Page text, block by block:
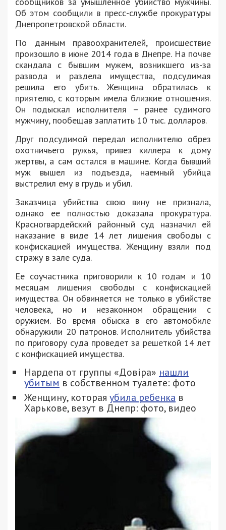
Об этом сообщили в пресс-службе прокуратуры
Днепропетровской области.
По данным правоохранителей, происшествие
произошло в июне 2014 года в Днепре. На почве
скандала с бывшим мужем, возникшего из-за
развода и раздела имущества, подсудимая
решила его убить. Женщина обратилась к
приятелю, с которым имела близкие отношения.
Он подыскал исполнителя – ранее судимого
мужчину, пообещав заплатить 10 тыс. долларов.
Друг подсудимой передал исполнителю обрез
охотничьего ружья, привез киллера к дому
жертвы, а сам остался в машине. Когда бывший
муж вышел из подъезда, наемный убийца
выстрелил ему в грудь и убил.
Заказчица убийства свою вину не признала,
однако ее полностью доказала прокуратура.
Красногвардейский районный суд назначил ей
наказание в виде 14 лет лишения свободы с
конфискацией имущества. Женщину взяли под
стражу в зале суда.
Ее соучастника приговорили к 10 годам и 10
месяцам лишения свободы с конфискацией
имущества. Он обвиняется не только в убийстве
человека, но и незаконном обращении с
оружием. Во время обыска в его автомобиле
обнаружили 20 патронов. Исполнитель убийства
по приговору суда проведет за решеткой 14 лет
с конфискацией имущества.
Нардепа от группы «Довіра» нашли
убитым в собственном туалете: фото
Женщину, которая убила ребенка в
Харькове, везут в Днепр: фото, видео